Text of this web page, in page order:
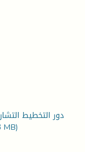
دور التخطيط
MB)